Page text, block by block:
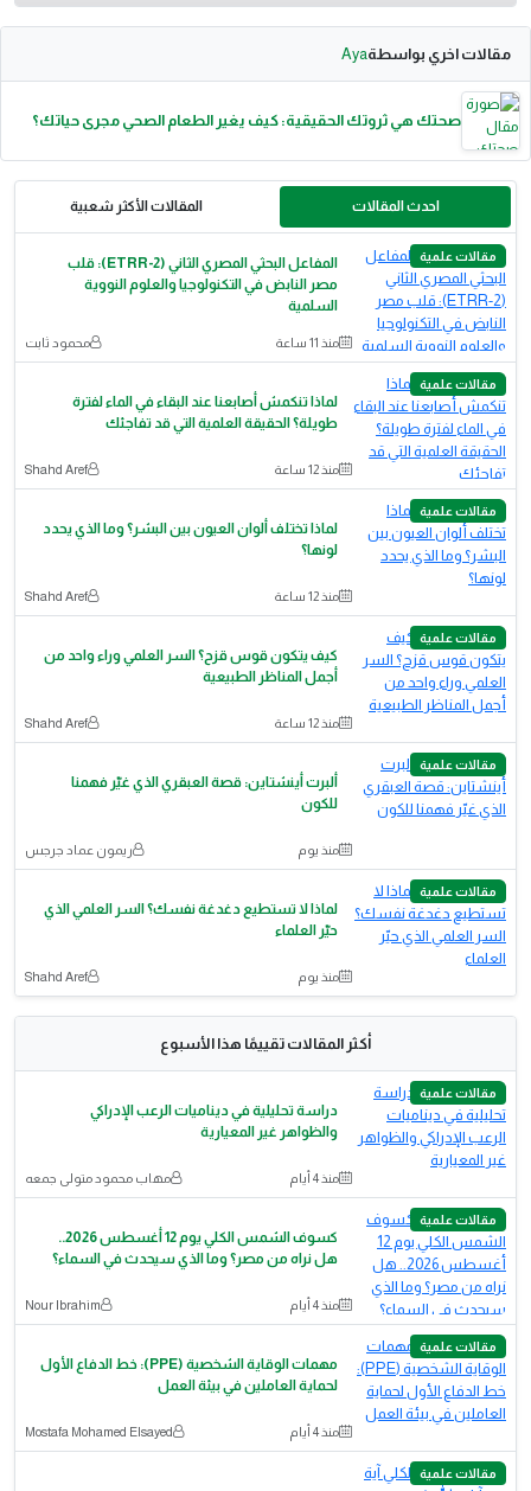
مقالات اخري بواسطةAya
صحتك هي ثروتك الحقيقية: كيف يغير الطعام الصحي مجرى حياتك؟
احدث المقالات المقالات الأكثر شعبية
مقالات علمية
المفاعل البحثي المصري الثاني (ETRR-2): قلب
مصر النابض في التكنولوجيا والعلوم النووية
السلمية
منذ 11 ساعة محمود ثابت
مقالات علمية
لماذا تنكمش أصابعنا عند البقاء في الماء لفترة
طويلة؟ الحقيقة العلمية التي قد تفاجئك
منذ 12 ساعة Shahd Aref
مقالات علمية
لماذا تختلف ألوان العيون بين البشر؟ وما الذي يحدد
لونها؟
منذ 12 ساعة Shahd Aref
مقالات علمية
كيف يتكون قوس قزح؟ السر العلمي وراء واحد من
أجمل المناظر الطبيعية
منذ 12 ساعة Shahd Aref
مقالات علمية
ألبرت أينشتاين: قصة العبقري الذي غيّر فهمنا
للكون
منذ يوم ريمون عماد جرجس
مقالات علمية
لماذا لا تستطيع دغدغة نفسك؟ السر العلمي الذي
حيّر العلماء
منذ يوم Shahd Aref
أكثر المقالات تقييمًا هذا الأسبوع
مقالات علمية
دراسة تحليلية في ديناميات الرعب الإدراكي
والظواهر غير المعيارية
منذ 4 أيام مهاب محمود متولى جمعه
مقالات علمية
كسوف الشمس الكلي يوم 12 أغسطس 2026..
هل نراه من مصر؟ وما الذي سيحدث في السماء؟
منذ 4 أيام Nour Ibrahim
مقالات علمية
مهمات الوقاية الشخصية (PPE): خط الدفاع الأول
لحماية العاملين في بيئة العمل
منذ 4 أيام Mostafa Mohamed Elsayed
مقالات علمية